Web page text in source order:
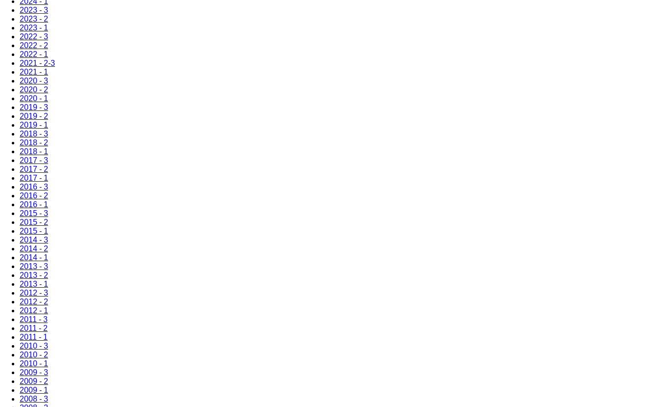
2023 - 3
2023 - 2
2023 - 1
2022 - 3
2022 - 2
2022 - 1
2021 - 2-3
2021 - 1
2020 - 3
2020 - 2
2020 - 1
2019 - 3
2019 - 2
2019 - 1
2018 - 3
2018 - 2
2018 - 1
2017 - 3
2017 - 2
2017 - 1
2016 - 3
2016 - 2
2016 - 1
2015 - 3
2015 - 2
2015 - 1
2014 - 3
2014 - 2
2014 - 1
2013 - 3
2013 - 2
2013 - 1
2012 - 3
2012 - 2
2012 - 1
2011 - 3
2011 - 2
2011 - 1
2010 - 3
2010 - 2
2010 - 1
2009 - 3
2009 - 2
2009 - 1
2008 - 3